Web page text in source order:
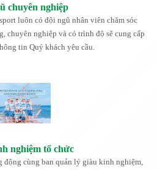
chuyên nghiệp
luôn có đội ngũ nhân viên chăm sóc
chuyên nghiệp và có trình độ sẽ cung cấp
tin Quý khách yêu cầu.
nghiệm tổ chức
động cùng ban quản lý giàu kinh nghiệm,